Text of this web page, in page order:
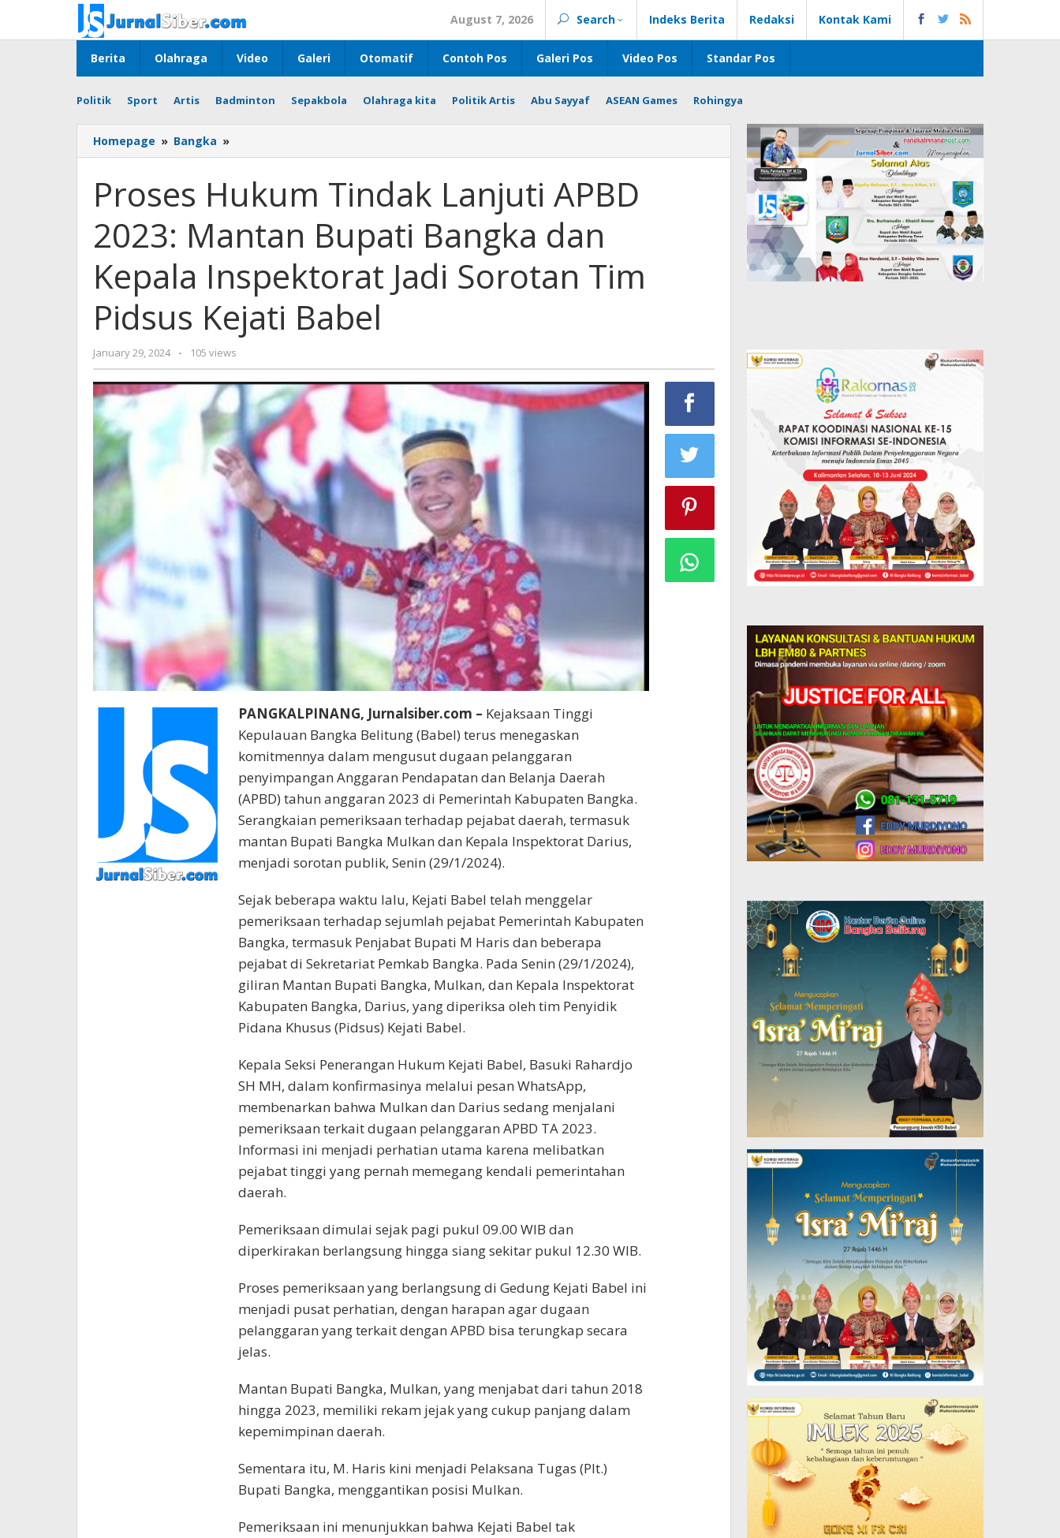
content
August 7, 2026 Search Indeks Berita Redaksi Kontak Kami
Berita Olahraga Video Galeri Otomatif Contoh Pos Galeri Pos Video Pos Standar Pos
Politik Sport Artis Badminton Sepakbola Olahraga kita Politik Artis Abu Sayyaf ASEAN Games Rohingya
Homepage » Bangka »
Hukum
Lanjuti
APBD
2023:
Mantan
Bangka
dan
Kepala
Inspektorat
Jadi
Sorotan
Tim
Pidsus
Kejati
Babel
Proses Hukum Tindak Lanjuti APBD
2023: Mantan Bupati Bangka dan
Kepala Inspektorat Jadi Sorotan Tim
Pidsus Kejati Babel
January 29, 2024
by
Jurnalsiber
- 105 views
PANGKALPINANG, Jurnalsiber.com – Kejaksaan Tinggi
Kepulauan Bangka Belitung (Babel) terus menegaskan
komitmennya dalam mengusut dugaan pelanggaran
penyimpangan Anggaran Pendapatan dan Belanja Daerah
(APBD) tahun anggaran 2023 di Pemerintah Kabupaten Bangka.
Serangkaian pemeriksaan terhadap pejabat daerah, termasuk
mantan Bupati Bangka Mulkan dan Kepala Inspektorat Darius,
menjadi sorotan publik, Senin (29/1/2024).
Sejak beberapa waktu lalu, Kejati Babel telah menggelar
pemeriksaan terhadap sejumlah pejabat Pemerintah Kabupaten
Bangka, termasuk Penjabat Bupati M Haris dan beberapa
pejabat di Sekretariat Pemkab Bangka. Pada Senin (29/1/2024),
giliran Mantan Bupati Bangka, Mulkan, dan Kepala Inspektorat
Kabupaten Bangka, Darius, yang diperiksa oleh tim Penyidik
Pidana Khusus (Pidsus) Kejati Babel.
Kepala Seksi Penerangan Hukum Kejati Babel, Basuki Rahardjo
SH MH, dalam konfirmasinya melalui pesan WhatsApp,
membenarkan bahwa Mulkan dan Darius sedang menjalani
pemeriksaan terkait dugaan pelanggaran APBD TA 2023.
Informasi ini menjadi perhatian utama karena melibatkan
pejabat tinggi yang pernah memegang kendali pemerintahan
daerah.
Pemeriksaan dimulai sejak pagi pukul 09.00 WIB dan
diperkirakan berlangsung hingga siang sekitar pukul 12.30 WIB.
Proses pemeriksaan yang berlangsung di Gedung Kejati Babel ini
menjadi pusat perhatian, dengan harapan agar dugaan
pelanggaran yang terkait dengan APBD bisa terungkap secara
jelas.
Mantan Bupati Bangka, Mulkan, yang menjabat dari tahun 2018
hingga 2023, memiliki rekam jejak yang cukup panjang dalam
kepemimpinan daerah.
Sementara itu, M. Haris kini menjadi Pelaksana Tugas (Plt.)
Bupati Bangka, menggantikan posisi Mulkan.
Pemeriksaan ini menunjukkan bahwa Kejati Babel tak